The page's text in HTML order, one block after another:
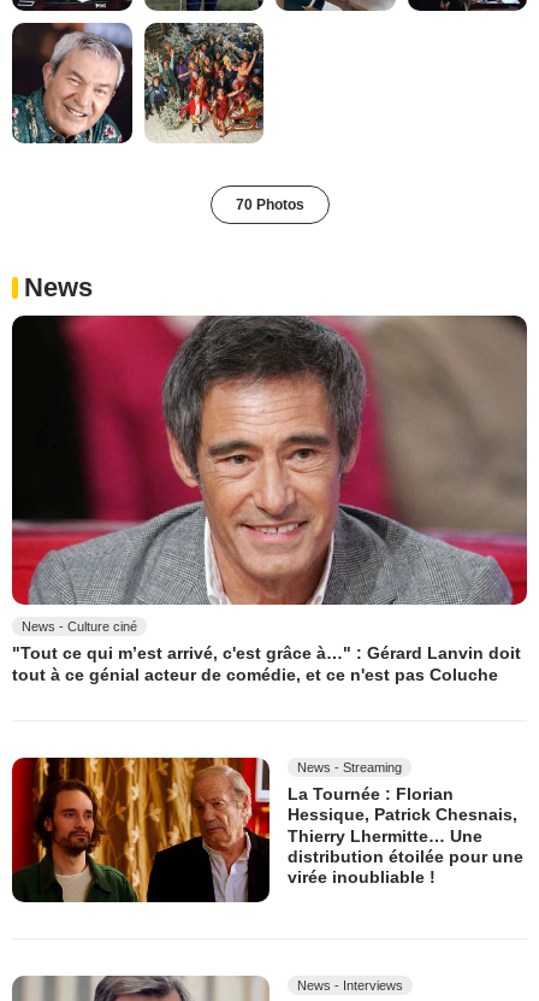
70 Photos
News
News - Culture ciné
"Tout ce qui m’est arrivé, c'est grâce à…" : Gérard Lanvin doit
tout à ce génial acteur de comédie, et ce n'est pas Coluche
News - Streaming
La Tournée : Florian
Hessique, Patrick Chesnais,
Thierry Lhermitte… Une
distribution étoilée pour une
virée inoubliable !
News - Interviews